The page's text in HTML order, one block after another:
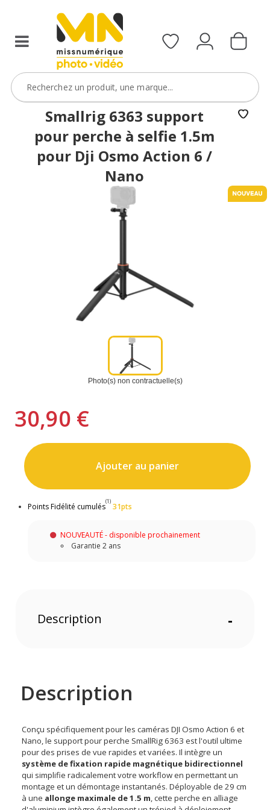
Smallrig 6363 support
pour perche à selfie 1.5m
pour Dji Osmo Action 6 /
Nano
Photo(s) non contractuelle(s)
30,90 €
Ajouter au panier
Points Fidélité cumulés
(1)
31pts
NOUVEAUTÉ - disponible prochainement
Garantie 2 ans
Description -
Description
Conçu spécifiquement pour les caméras DJI Osmo Action 6 et
Nano, le support pour perche SmallRig 6363 est l'outil ultime
pour des prises de vue rapides et variées. Il intègre un
système de fixation rapide magnétique bidirectionnel
qui simplifie radicalement votre workflow en permettant un
montage et un démontage instantanés. Déployable de 29 cm
à une allonge maximale de 1.5 m, cette perche en alliage